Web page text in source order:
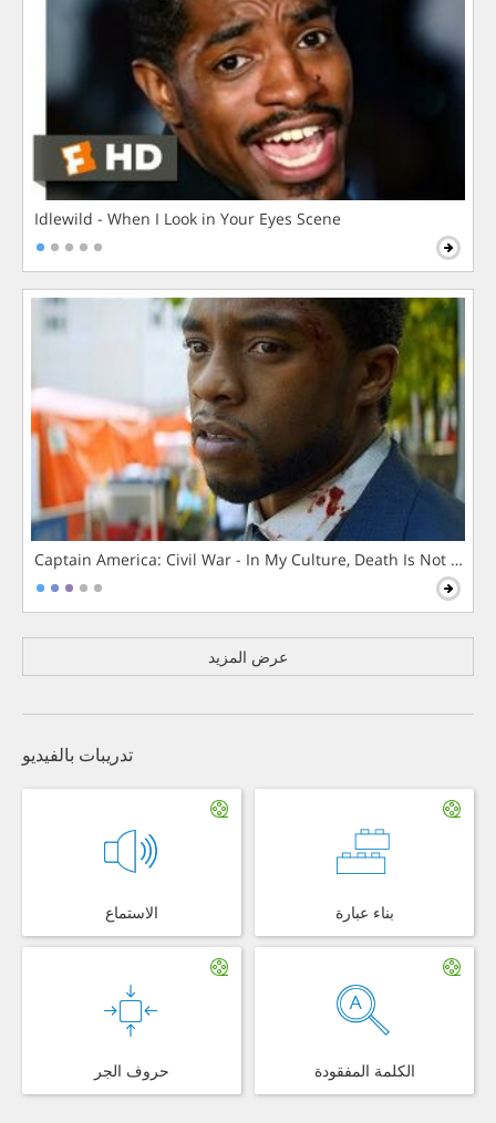
Idlewild - When I Look in Your Eyes Scene
Captain America: Civil War - In My Culture, Death Is Not The
عرض المزيد
تدريبات بالفيديو
الاستماع بناء عبارة
حروف الجر الكلمة المفقودة